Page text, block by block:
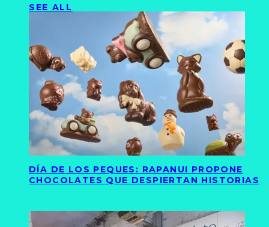
SEE ALL
DÍA DE LOS PEQUES: RAPANUI PROPONE
CHOCOLATES QUE DESPIERTAN HISTORIAS